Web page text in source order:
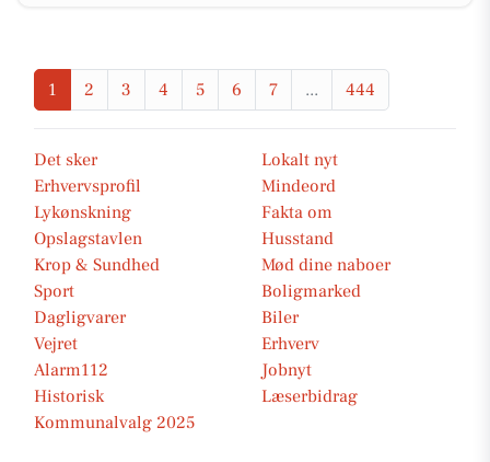
1 2 3 4 5 6 7 ... 444
Det sker
Lokalt nyt
Erhvervsprofil
Mindeord
Lykønskning
Fakta om
Opslagstavlen
Husstand
Krop & Sundhed
Mød dine naboer
Sport
Boligmarked
Dagligvarer
Biler
Vejret
Erhverv
Alarm112
Jobnyt
Historisk
Læserbidrag
Kommunalvalg 2025